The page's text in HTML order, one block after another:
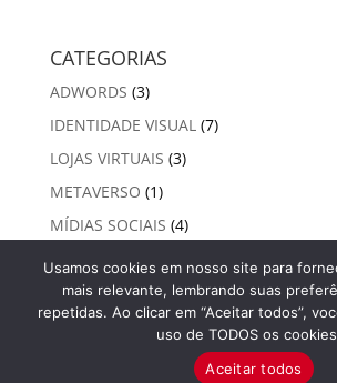
CATEGORIAS
ADWORDS (3)
IDENTIDADE VISUAL(7)
LOJAS VIRTUAIS (3)
METAVERSO (1)
MÍDIAS SOCIAIS (4)
SEO ORGÂNICO
VIDEO MARKETING(1)
WEBSITES
Usamos cookies em nosso site para
mais relevante, lembrando suas
repetidas. Ao clicar em “Aceitar todos”,
uso de TODOS os
Aceitar todos